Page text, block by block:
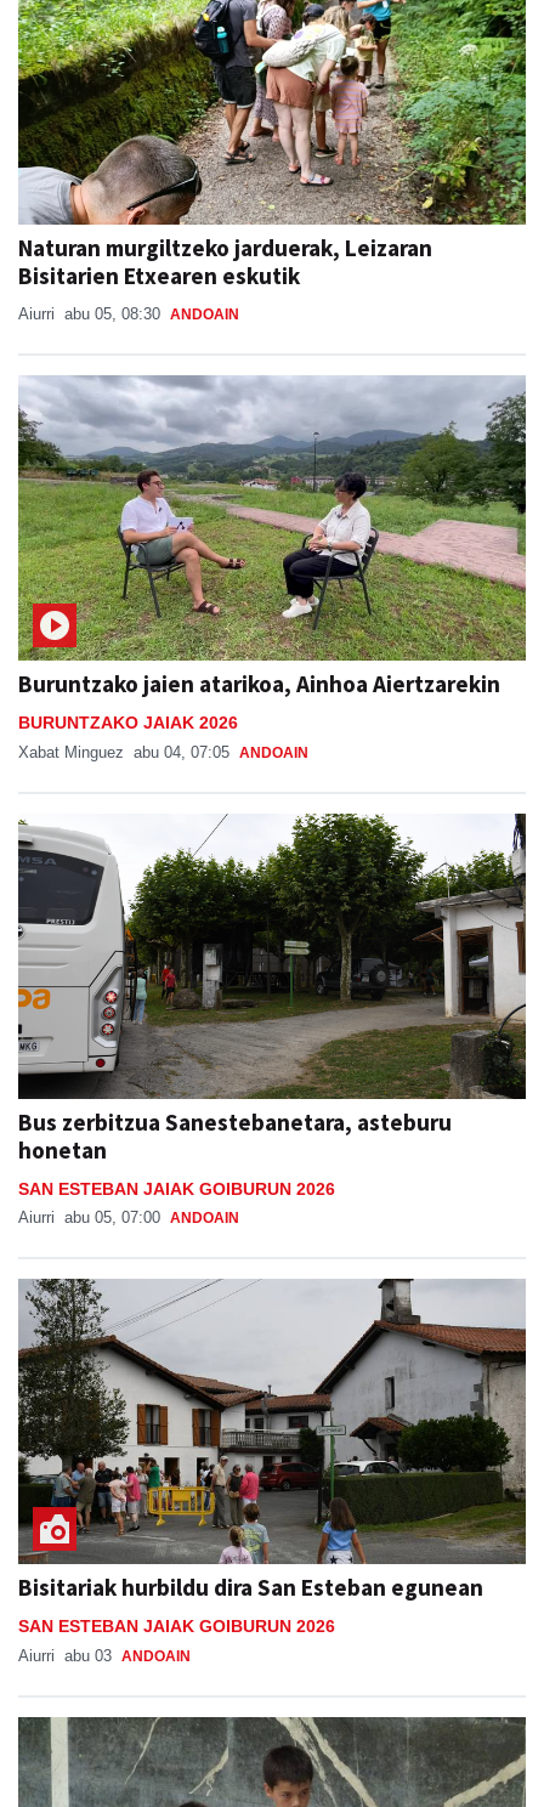
Naturan murgiltzeko jarduerak, Leizaran
Bisitarien Etxearen eskutik
Aiurri abu 05, 08:30 ANDOAIN
Buruntzako jaien atarikoa, Ainhoa Aiertzarekin
BURUNTZAKO JAIAK 2026
Xabat Minguez abu 04, 07:05 ANDOAIN
Bus zerbitzua Sanestebanetara, asteburu
honetan
SAN ESTEBAN JAIAK GOIBURUN 2026
Aiurri abu 05, 07:00 ANDOAIN
Bisitariak hurbildu dira San Esteban egunean
SAN ESTEBAN JAIAK GOIBURUN 2026
Aiurri abu 03 ANDOAIN